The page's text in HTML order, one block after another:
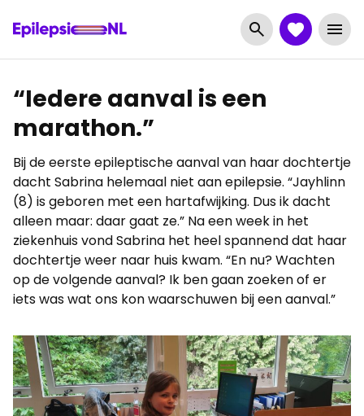
“Iedere aanval is een
marathon.”
Bij de eerste epileptische aanval van haar dochtertje
dacht Sabrina helemaal niet aan epilepsie. “Jayhlinn
(8) is geboren met een hartafwijking. Dus ik dacht
alleen maar: daar gaat ze.” Na een week in het
ziekenhuis vond Sabrina het heel spannend dat haar
dochtertje weer naar huis kwam. “En nu? Wachten
op de volgende aanval? Ik ben gaan zoeken of er
iets was wat ons kon waarschuwen bij een aanval.”